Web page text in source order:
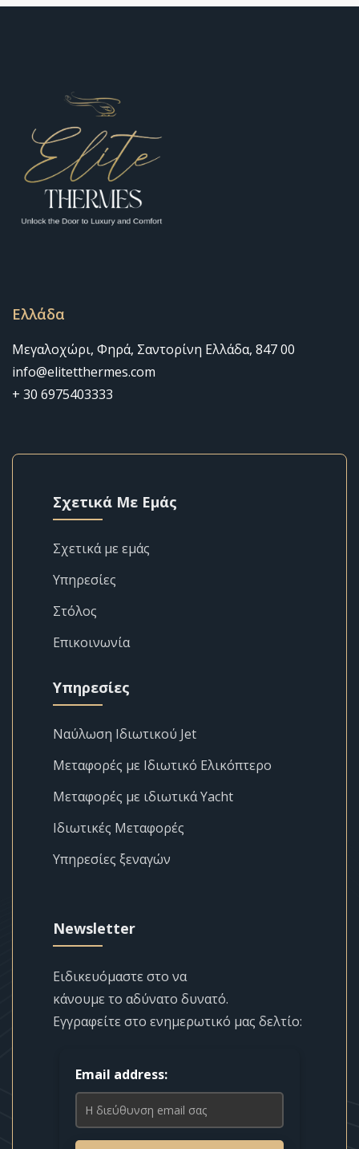
Ελλάδα
Μεγαλοχώρι, Φηρά, Σαντορίνη Ελλάδα, 847 00
info@elitetthermes.com
+ 30 6975403333
Σχετικά Με Εμάς
Σχετικά με εμάς
Υπηρεσίες
Στόλος
Επικοινωνία
Υπηρεσίες
Ναύλωση Ιδιωτικού Jet
Μεταφορές με Ιδιωτικό Ελικόπτερο
Μεταφορές με ιδιωτικά Yacht
Ιδιωτικές Μεταφορές
Υπηρεσίες ξεναγών
Newsletter
Ειδικευόμαστε στο να
κάνουμε το αδύνατο δυνατό.
Εγγραφείτε στο ενημερωτικό μας δελτίο:
Email address: